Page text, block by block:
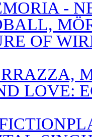
-
OF
LOVE: